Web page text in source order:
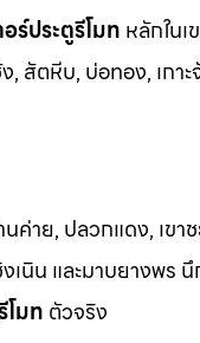
ร์ประตูรีโมท หลกในเ
, สัตหีบ, บ่อทอง, เกา
ค่าย, ปลวกแดง, เ
เนิน และมาบยางพร
โมท ตัวจริง